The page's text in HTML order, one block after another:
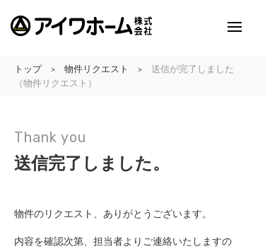
アイワホームとは
吹田の厳選建売・分譲地情報
アイワホームとお客様
トップ > 物件リクエスト >
送信が完了しました
（物件リクエスト）
Thank you
送信完了しました。
物件のリクエスト、ありがとうございます。
内容を確認次第、担当者よりご連絡いたしますの